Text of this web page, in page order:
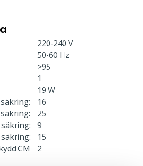
220-240 V
50-60 Hz
>95
1
19 W
16
25
9
15
CM
2